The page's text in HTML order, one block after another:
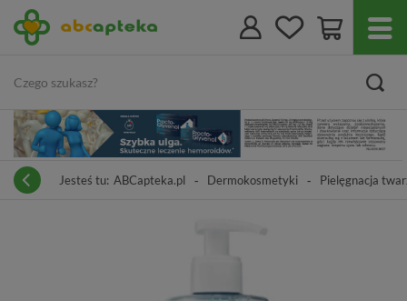
Jesteś tu: ABCapteka.pl Dermokosmetyki Pielęgnacja